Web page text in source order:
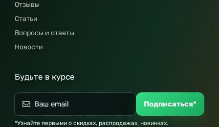
Отзывы
Статьи
Вопросы и ответы
Новости
Будьте в курсе
Подписаться*
*Узнайте первыми о скидках, распродажах, новинках.